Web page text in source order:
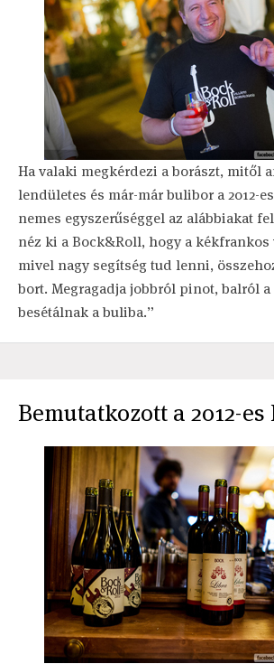
Ha valaki megkérdezi a borászt, mitől
lendületes és már-már bulibor a 2012-
nemes egyszerűséggel az alábbiakat
néz ki a Bock&Roll, hogy a kékfrankos
mivel nagy segítség tud lenni,
bort. Megragadja jobbról pinot, balról a
besétálnak a buliba.”
Bemutatkozott a 2012-